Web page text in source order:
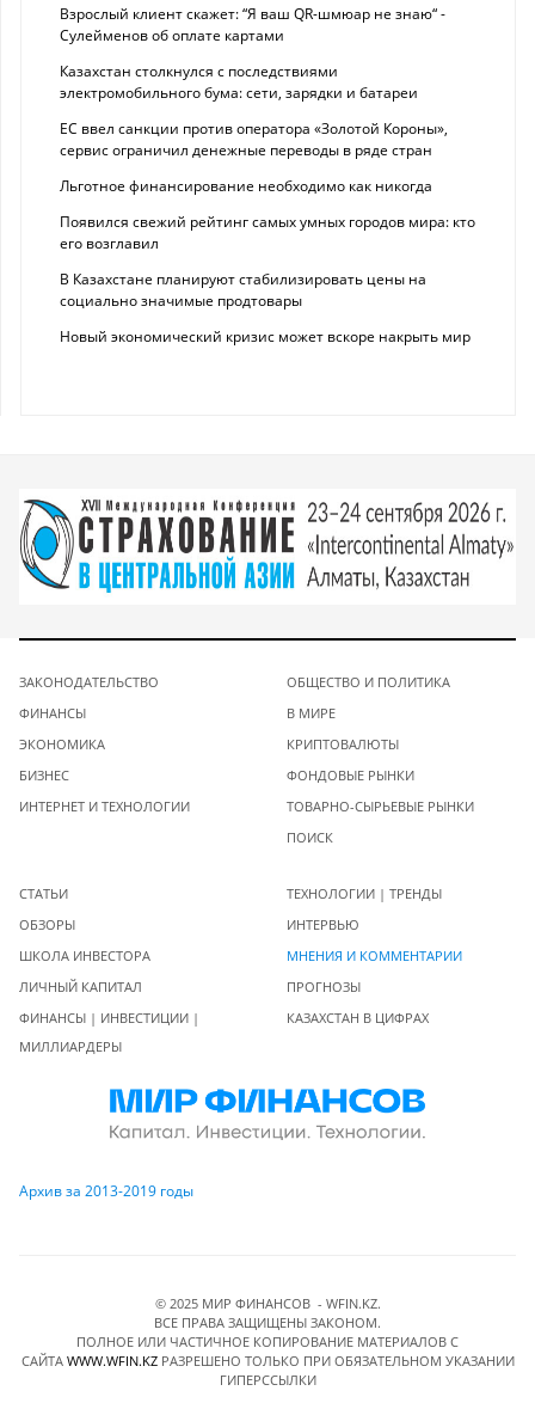
Взрослый клиент скажет: “Я ваш QR-шмюар не знаю“ -
Сулейменов об оплате картами
Казахстан столкнулся с последствиями
электромобильного бума: сети, зарядки и батареи
ЕС ввел санкции против оператора «Золотой Короны»,
сервис ограничил денежные переводы в ряде стран
Льготное финансирование необходимо как никогда
Появился свежий рейтинг самых умных городов мира: кто
его возглавил
В Казахстане планируют стабилизировать цены на
социально значимые продтовары
Новый экономический кризис может вскоре накрыть мир
ЗАКОНОДАТЕЛЬСТВО
ФИНАНСЫ
ЭКОНОМИКА
БИЗНЕС
ИНТЕРНЕТ И ТЕХНОЛОГИИ
ОБЩЕСТВО И ПОЛИТИКА
В МИРЕ
КРИПТОВАЛЮТЫ
ФОНДОВЫЕ РЫНКИ
ТОВАРНО-СЫРЬЕВЫЕ РЫНКИ
ПОИСК
СТАТЬИ
ОБЗОРЫ
ШКОЛА ИНВЕСТОРА
ЛИЧНЫЙ КАПИТАЛ
ФИНАНСЫ | ИНВЕСТИЦИИ |
МИЛЛИАРДЕРЫ
ТЕХНОЛОГИИ | ТРЕНДЫ
ИНТЕРВЬЮ
МНЕНИЯ И КОММЕНТАРИИ
ПРОГНОЗЫ
КАЗАХСТАН В ЦИФРАХ
Архив за 2013-2019 годы
© 2025 МИР ФИНАНСОВ - WFIN.KZ.
ВСЕ ПРАВА ЗАЩИЩЕНЫ ЗАКОНОМ.
ПОЛНОЕ ИЛИ ЧАСТИЧНОЕ КОПИРОВАНИЕ МАТЕРИАЛОВ C
САЙТА WWW.WFIN.KZРАЗРЕШЕНО ТОЛЬКО ПРИ ОБЯЗАТЕЛЬНОМ УКАЗАНИИ
ГИПЕРССЫЛКИ